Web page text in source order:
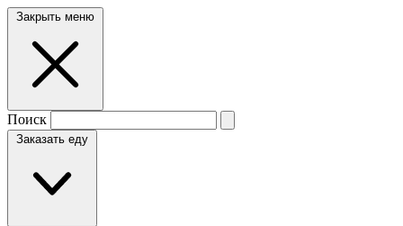
Закрыть меню
Поиск
Заказать еду